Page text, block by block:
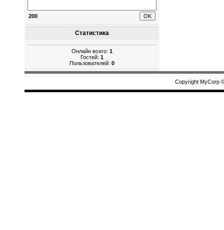
200
Статистика
Онлайн всего: 1
Гостей: 1
Пользователей: 0
Copyright MyCorp